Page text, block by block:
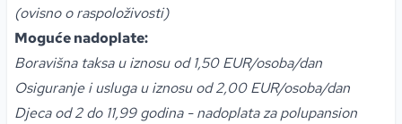
(ovisno o raspoloživosti)
Moguće nadoplate:
Boravišna taksa u iznosu od 1,50 EUR/osoba/dan
Osiguranje i usluga u iznosu od 2,00 EUR/osoba/dan
Djeca od 2 do 11,99 godina - nadoplata za polupansion